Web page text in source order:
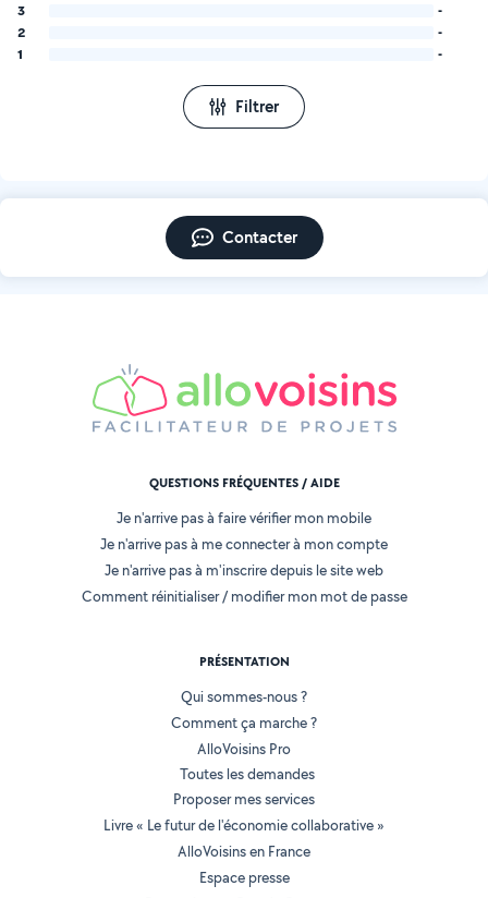
3
-
2
-
1
-
Filtrer
Contacter
QUESTIONS FRÉQUENTES / AIDE
Je n'arrive pas à faire vérifier mon mobile
Je n'arrive pas à me connecter à mon compte
Je n'arrive pas à m'inscrire depuis le site web
Comment réinitialiser / modifier mon mot de passe
PRÉSENTATION
Qui sommes-nous ?
Comment ça marche ?
AlloVoisins Pro
Toutes les demandes
Proposer mes services
Livre « Le futur de l'économie collaborative »
AlloVoisins en France
Espace presse